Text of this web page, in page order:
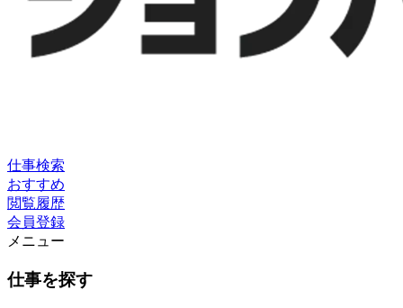
仕事検索
おすすめ
閲覧履歴
会員登録
メニュー
仕事を探す